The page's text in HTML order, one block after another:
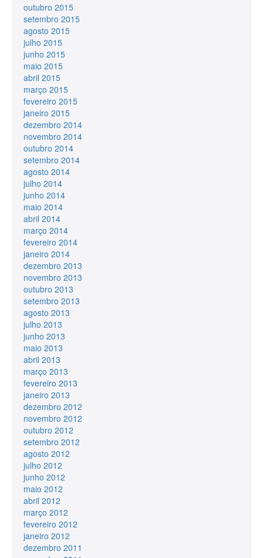
outubro 2015
setembro 2015
agosto 2015
julho 2015
junho 2015
maio 2015
abril 2015
março 2015
fevereiro 2015
janeiro 2015
dezembro 2014
novembro 2014
outubro 2014
setembro 2014
agosto 2014
julho 2014
junho 2014
maio 2014
abril 2014
março 2014
fevereiro 2014
janeiro 2014
dezembro 2013
novembro 2013
outubro 2013
setembro 2013
agosto 2013
julho 2013
junho 2013
maio 2013
abril 2013
março 2013
fevereiro 2013
janeiro 2013
dezembro 2012
novembro 2012
outubro 2012
setembro 2012
agosto 2012
julho 2012
junho 2012
maio 2012
abril 2012
março 2012
fevereiro 2012
janeiro 2012
dezembro 2011